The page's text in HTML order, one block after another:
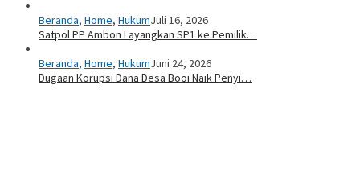
Beranda, Home, HukumJuli 16, 2026
Satpol PP Ambon Layangkan SP1 ke Pemilik…
Beranda, Home, HukumJuni 24, 2026
Dugaan Korupsi Dana Desa Booi Naik Penyi…